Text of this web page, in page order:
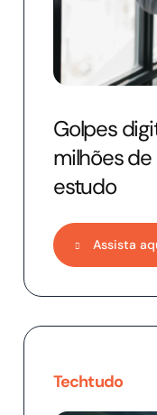
Golpes
milhões
estudo
Assista
Techtudo